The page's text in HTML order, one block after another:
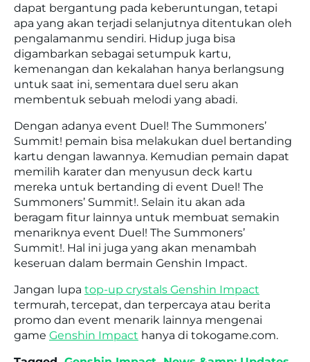
dapat bergantung pada keberuntungan, tetapi
apa yang akan terjadi selanjutnya ditentukan oleh
pengalamanmu sendiri. Hidup juga bisa
digambarkan sebagai setumpuk kartu,
kemenangan dan kekalahan hanya berlangsung
untuk saat ini, sementara duel seru akan
membentuk sebuah melodi yang abadi.
Dengan adanya event Duel! The Summoners’
Summit! pemain bisa melakukan duel bertanding
kartu dengan lawannya. Kemudian pemain dapat
memilih karater dan menyusun deck kartu
mereka untuk bertanding di event Duel! The
Summoners’ Summit!. Selain itu akan ada
beragam fitur lainnya untuk membuat semakin
menariknya event Duel! The Summoners’
Summit!. Hal ini juga yang akan menambah
keseruan dalam bermain Genshin Impact.
Jangan lupa top-up crystals Genshin Impact
termurah, tercepat, dan terpercaya atau berita
promo dan event menarik lainnya mengenai
game Genshin Impact hanya di tokogame.com.